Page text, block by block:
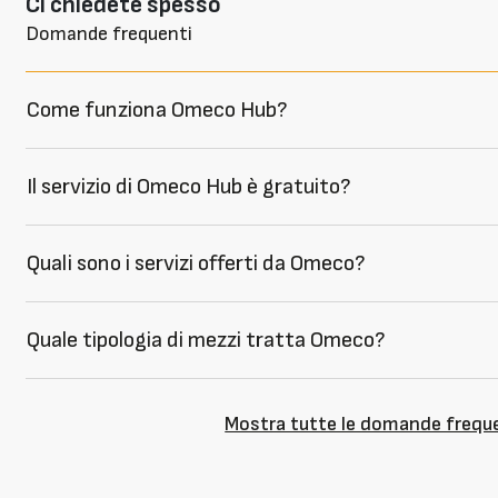
Domande frequenti
Come funziona Omeco Hub?
Il servizio di Omeco Hub è gratuito?
Quali sono i servizi offerti da Omeco?
Quale tipologia di mezzi tratta Omeco?
Mostra tutte le domande